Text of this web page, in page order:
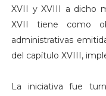
XVII y XVIII a dicho
XVII tiene como
administrativas
del capítulo XVIII,
La iniciativa fue